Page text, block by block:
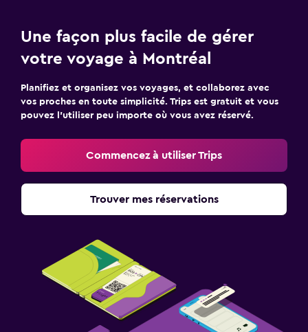
Une façon plus facile de gérer
votre voyage à Montréal
Planifiez et organisez vos voyages, et collaborez avec
vos proches en toute simplicité. Trips est gratuit et vous
pouvez l’utiliser peu importe où vous avez réservé.
Commencez à utiliser Trips
Trouver mes réservations